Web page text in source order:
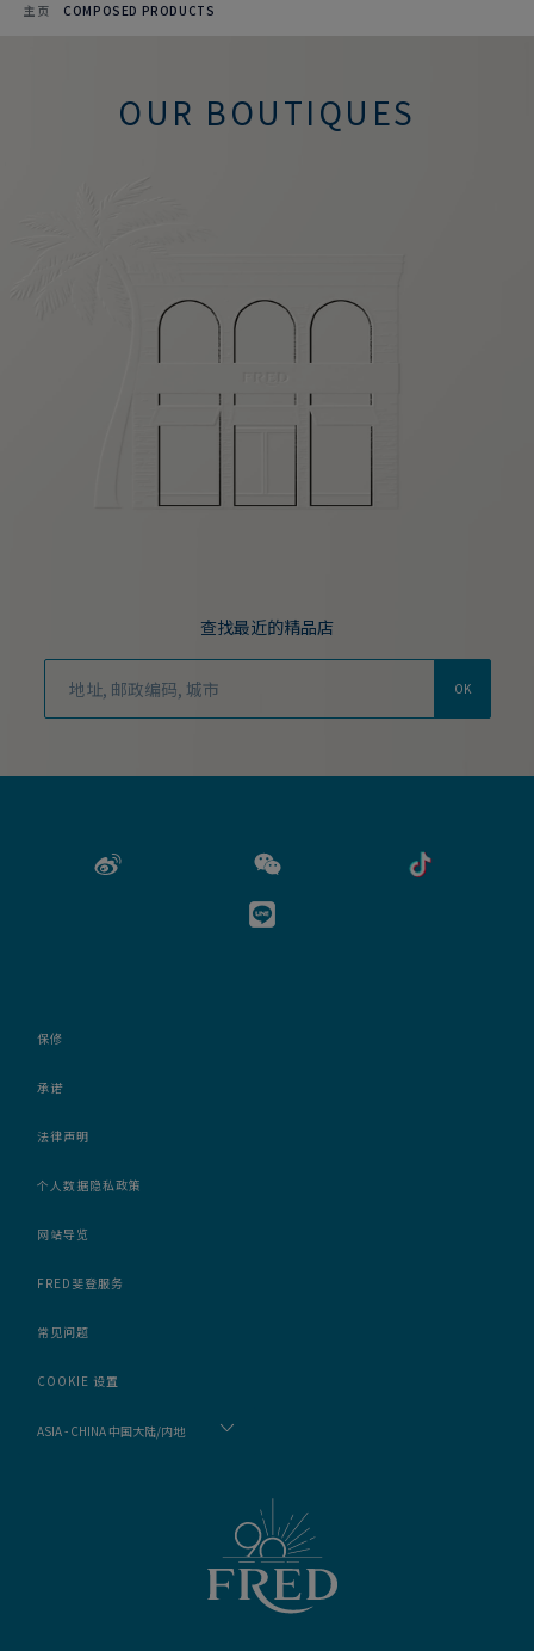
主页 COMPOSED PRODUCTS
OUR BOUTIQUES
查找最近的精品店
OK
保修
承诺
法律声明
个人数据隐私政策
网站导览
FRED斐登服务
常见问题
COOKIE 设置
ASIA - CHINA 中国大陆/内地